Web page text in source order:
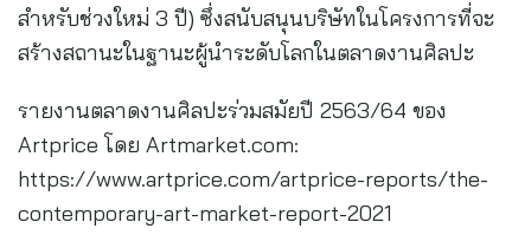
สำหรับช่วงใหม่ 3 ปี) ซึ่งสนับสนุนบริษัทในโครงการที่จะ
สร้างสถานะในฐานะผู้นำระดับโลกในตลาดงานศิลปะ
รายงานตลาดงานศิลปะร่วมสมัยปี 2563/64 ของ
Artprice โดย Artmarket.com:
https://www.artprice.com/artprice-reports/the-
contemporary-art-market-report-2021